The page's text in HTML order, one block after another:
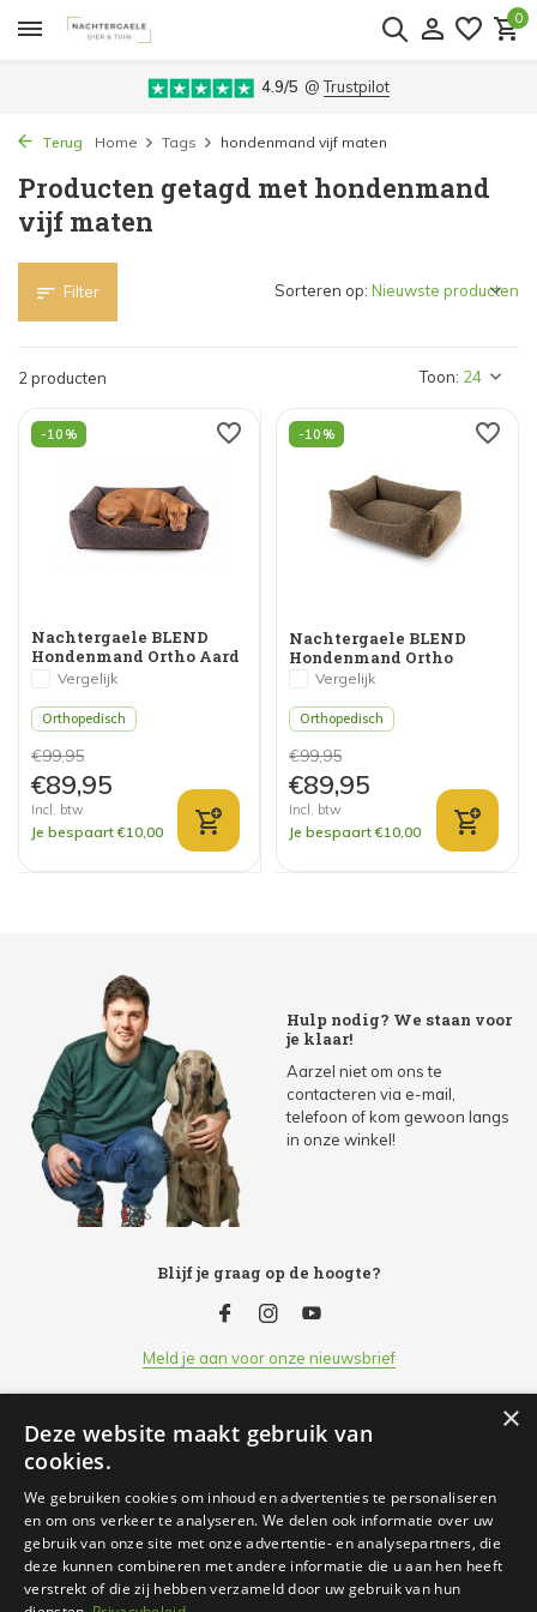
0
4.9/5 @Trustpilot
Terug Home Tags hondenmand vijf maten
Producten getagd met hondenmand
vijf maten
Filter
2 producten Toon:
Sorteren op:
-10%
Nachtergaele BLEND
Hondenmand Ortho Aard
BruinVergelijk
Orthopedisch
€99,95
€89,95
Incl. btw
Je bespaart €10,00
-10%
Nachtergaele BLEND
Hondenmand Ortho
Mosterd-Bruin
Vergelijk
Orthopedisch
€99,95
€89,95
Incl. btw
Je bespaart €10,00
Hulp nodig? We staan voor
je klaar!
Aarzel niet om ons te
contacteren via e-mail,
telefoon of kom gewoon langs
in onze winkel!
Blijf je graag op de hoogte?
Meld je aan voor onze nieuwsbrief
Klantenservice
Openingsuren
Informatie
×
Deze website maakt gebruik van
cookies.
We gebruiken cookies om inhoud en advertenties te personaliseren
en om ons verkeer te analyseren. We delen ook informatie over uw
gebruik van onze site met onze advertentie- en analysepartners, die
deze kunnen combineren met andere informatie die u aan hen heeft
verstrekt of die zij hebben verzameld door uw gebruik van hun